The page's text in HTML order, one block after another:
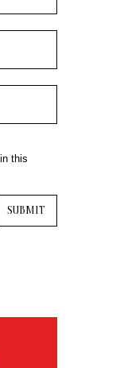
this